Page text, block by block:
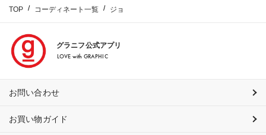
TOP コーディネート一覧 ジョ
グラニフ公式アプリ
LOVE with GRAPHIC
お問い合わせ
お買い物ガイド